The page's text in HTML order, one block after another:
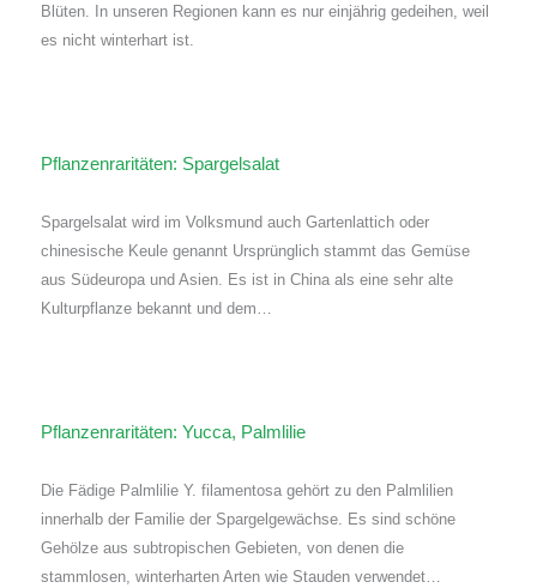
Blüten. In unseren Regionen kann es nur einjährig gedeihen, weil
es nicht winterhart ist.
Pflanzenraritäten: Spargelsalat
Spargelsalat wird im Volksmund auch Gartenlattich oder
chinesische Keule genannt Ursprünglich stammt das Gemüse
aus Südeuropa und Asien. Es ist in China als eine sehr alte
Kulturpflanze bekannt und dem…
Pflanzenraritäten: Yucca, Palmlilie
Die Fädige Palmlilie Y. filamentosa gehört zu den Palmlilien
innerhalb der Familie der Spargelgewächse. Es sind schöne
Gehölze aus subtropischen Gebieten, von denen die
stammlosen, winterharten Arten wie Stauden verwendet…